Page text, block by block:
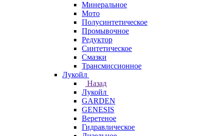
Минеральное
Мото
Полусинтетическое
Промывочное
Редуктор
Синтетическое
Смазки
Трансмиссионное
Лукойл
Назад
Лукойл
GARDEN
GENESIS
Веретеное
Гидравлическое